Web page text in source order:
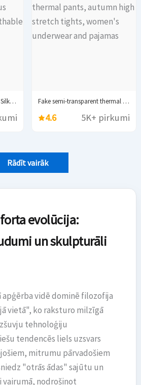
1pcs Men's Boxer Shorts Ice Silk Underwear Plus... Fake semi-transparent thermal pants, autumn high stretch tights,...
4.6 5K+ pirkumi
Rādīt vairāk
evolūcija:
un skulpturāli
apģērba vidē dominē filozofija
vietā", ko raksturo milzīgā
tehnoloģiju
tendencēs liels uzsvars
mitrumu pārvadošiem
"otrās ādas" sajūtu un
nodrošinot